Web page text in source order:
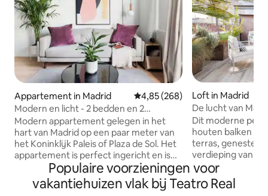
Appartement in Madrid Gemiddelde beoordeling van
4,85 (268)
Modern en licht - 2 bedden en 2
badkamers - stadscentrum
Modern appartement gelegen in het
hart van Madrid op een paar meter van
het Koninklijk Paleis of Plaza de Sol. Het
appartement is perfect ingericht en is
perfect voor gezinnen. Het
appartement heeft twee slaapkamers,
beide met een complete badkamer en
Loft in Madrid
De lucht van
privéterras in
Dit moderne
houten balken
terras, genesteld
verdieping van
stelt je in staat
een prachtig
wandelen in de
Populaire voorzieningen voor
vakantiehuizen vlak bij Teatro Real